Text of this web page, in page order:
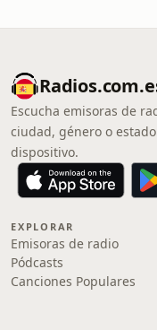
Escucha emisoras de
ciudad, género o
dispositivo.
EXPLORAR
Emisoras de radio
Pódcasts
Canciones Populares